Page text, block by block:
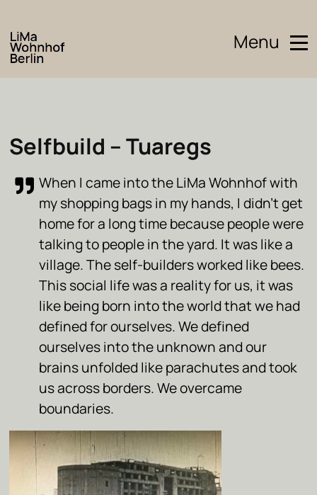
Menu
Selfbuild – Tuaregs
When I came into the LiMa Wohnhof with
my shopping bags in my hands, I didn’t get
home for a long time because people were
talking to people in the yard. It was like a
village. The self-builders worked like bees.
This social life was a reality for us, it was
like being born into the world that we had
defined for ourselves. We defined
ourselves into the unknown and our
brains unfolded like parachutes and took
us across borders. We overcame
boundaries.